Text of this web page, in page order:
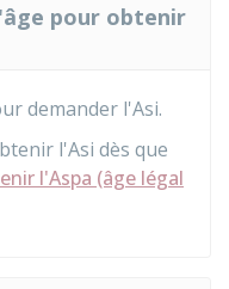
pour obtenir
demander l'Asi.
l'Asi dès que
l'Aspa (âge légal